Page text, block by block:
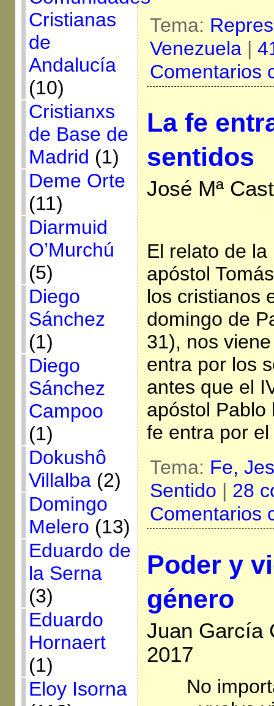
Cristianas
de
Andalucía
(10)
Cristianxs
de Base de
Madrid (1)
Deme Orte
(11)
Diarmuid
O’Murchú
(5)
Diego
Sánchez
(1)
Diego
Sánchez
Campoo
(1)
Dokushô
Villalba(2)
Domingo
Melero (13)
Eduardo de
la Serna
(3)
Eduardo
Hornaert
(1)
Eloy Isorna
Tema:
Venezuela|
Comentarios
La fe
sentidos
José Mª
El relato de
apóstol
los cristianos
domingo de
31), nos
entra por los
antes que el
apóstol Pablo
fe entra por
Tema: Fe,
Sentido | 28
Comentarios
Poder y
género
Juan García
2017
No